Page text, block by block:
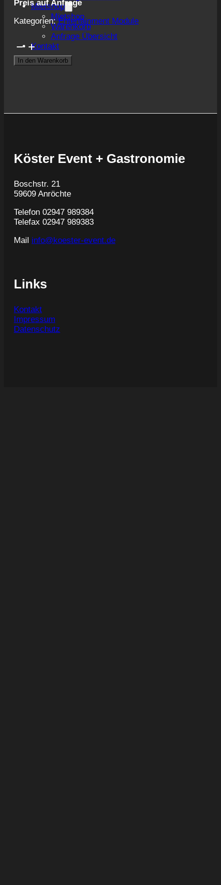
Mietshop
Mietshop
Warenkorb
Anfrage Übersicht
Kontakt
Preis auf Anfrage
Kategorien:Entertainment Module
Boxautomat
Menge
In den Warenkorb
Köster Event + Gastronomie
Boschstr. 21
59609 Anröchte
Telefon 02947 989384
Telefax 02947 989383
Mail info@koester-event.de
Links
Kontakt
Impressum
Datenschutz